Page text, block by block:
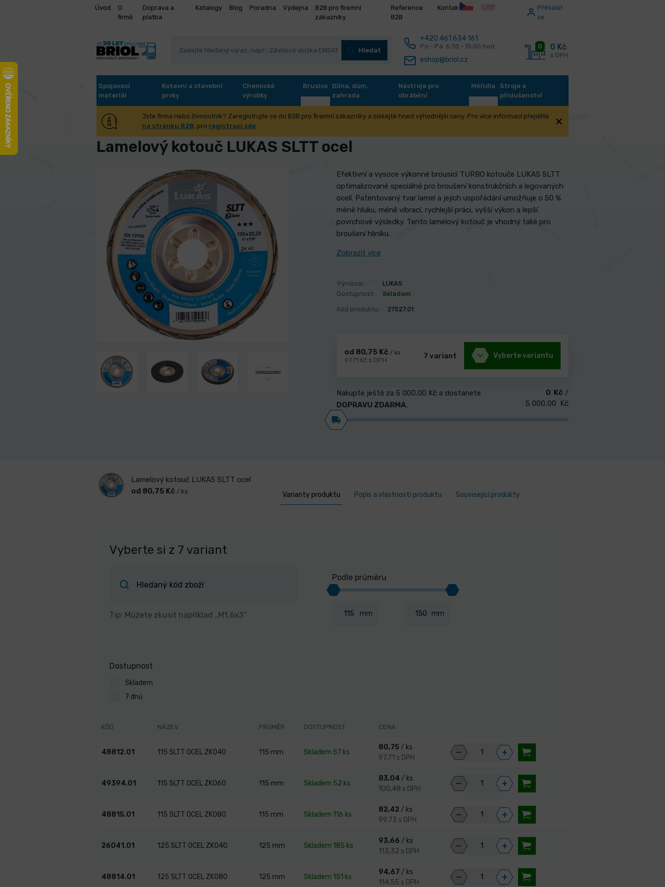
Úvod
O
firmě
Doprava a
platba
Katalogy Blog Poradna Výdejna
B2B pro firemní
zákazníky
Reference
B2B
Kontakt
Příhlásit
se
Hledat
+420 461 634 161
Po - Pá: 6:30 - 15:00 hod.
eshop@briol.cz
0 0 Kč
s DPH
Spojovací
materiál
Kotevní a stavební
prvky
Chemické
výrobky
Brusivo
Dílna, dům,
zahrada
Nástroje pro
obrábění
Měřidla
Stroje a
příslušenství
Jste firma nebo živnostník? Zaregistrujte se do B2B pro firemní zákazníky a získejte hned výhodnější ceny. Pro více informací přejděte
na stránku B2B, pro registraci zde.
Úvod Brusivo Kotouče brusné lamelové
Lamelový kotouč LUKAS SLTT ocel
Efektivní a vysoce výkonné brousicí TURBO kotouče LUKAS SLTT
optimalizované speciálně pro broušení konstrukčních a legovaných
ocelí. Patentovaný tvar lamel a jejich uspořádání umožňuje o 50 %
méně hluku, méně vibrací, rychlejší práci, vyšší výkon a lepší
povrchové výsledky. Tento lamelový kotouč je vhodný také pro
broušení hliníku.
Zobrazit více
Výrobce:
LUKAS
Dostupnost:
Skladem
Kód produktu: 27527.01
od 80,75 Kč / ks
97,71 Kč s DPH 7 variant Vyberte variantu
Nakupte ještě za 5 000,00 Kč a dostanete
DOPRAVU ZDARMA.
0 Kč /
5 000,00 Kč
Lamelový kotouč LUKAS SLTT ocel
od 80,75 Kč / ks Varianty produktu Popis a vlastnosti produktu Související produkty
Vyberte si z 7 variant
Tip: Můžete zkusit například „M1,6x3“
Podle průměru
mm mm
Dostupnost
Skladem
7 dnů
KÓD NÁZEV PRŮMĚR DOSTUPNOST CENA
48812.01 115 SLTT OCEL ZK040 115 mm Skladem 57 ks
80,75 / ks
97,71 s DPH
49394.01 115 SLTT OCEL ZK060 115 mm Skladem 52 ks
83,04 / ks
100,48 s DPH
48815.01 115 SLTT OCEL ZK080 115 mm Skladem 116 ks
82,42 / ks
99,73 s DPH
26041.01 125 SLTT OCEL ZK040 125 mm Skladem 185 ks
93,66 / ks
113,32 s DPH
48814.01 125 SLTT OCEL ZK080 125 mm Skladem 151 ks
94,67 / ks
114,55 s DPH